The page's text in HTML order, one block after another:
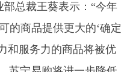
总裁王葵表示：“今年
的商品提供更大的‘确定
和服务力的商品将被优